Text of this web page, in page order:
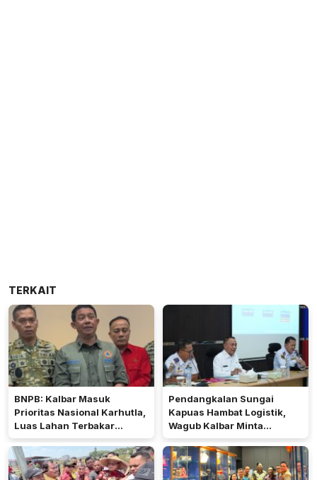
TERKAIT
BNPB: Kalbar Masuk
Prioritas Nasional Karhutla,
Luas Lahan Terbakar
Peringkat Keempat
Pendangkalan Sungai
Kapuas Hambat Logistik,
Wagub Kalbar Minta
Pengerukan Diprioritaskan